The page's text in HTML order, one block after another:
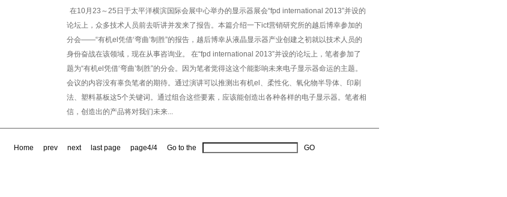
在10月23～25日于太平洋横滨国际会展中心举办的显示器展会“fpd international 2013”并设的
论坛上，众多技术人员前去听讲并发来了报告。本篇介绍一下ict营销研究所的越后博幸参加的
分会——“有机el凭借‘弯曲’制胜”的报告，越后博幸从液晶显示器产业创建之初就以技术人员的
身份奋战在该领域，现在从事咨询业。 在“fpd international 2013”并设的论坛上，笔者参加了
题为“有机el凭借‘弯曲’制胜”的分会。因为笔者觉得这这个能影响未来电子显示器命运的主题。
会议的内容没有辜负笔者的期待。通过演讲可以推测出有机el、柔性化、氧化物半导体、印刷
法、塑料基板这5个关键词。通过组合这些要素，应该能创造出各种各样的电子显示器。笔者相
信，创造出的产品将对我们未来...
Home prev next last page page4/4 Go to the GO